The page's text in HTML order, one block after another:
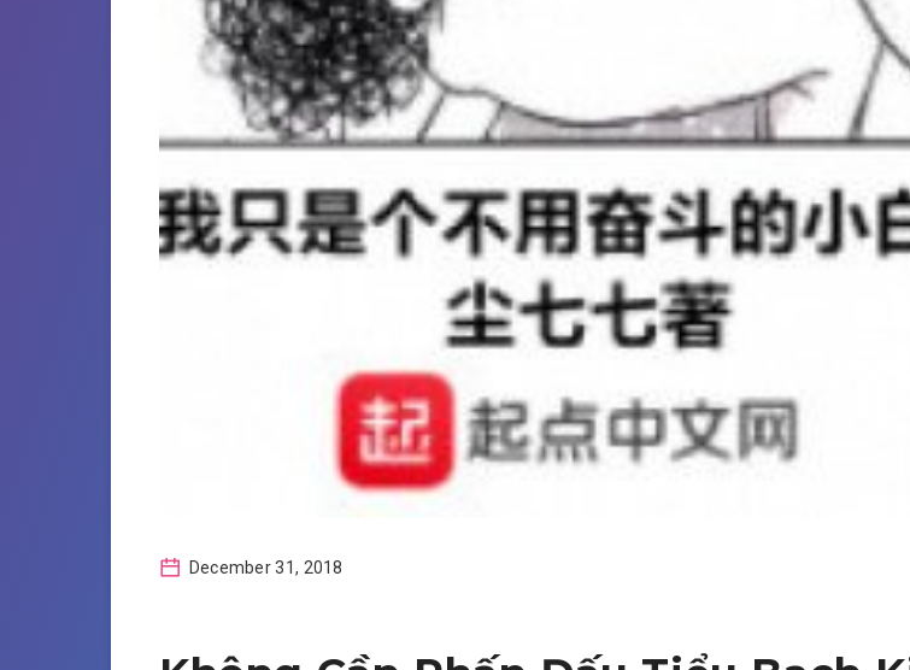
December 31, 2018